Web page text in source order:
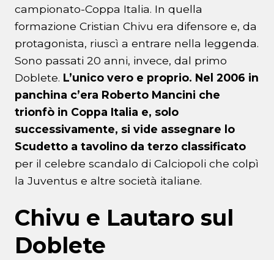
campionato-Coppa Italia. In quella
formazione Cristian Chivu era difensore e, da
protagonista, riuscì a entrare nella leggenda.
Sono passati 20 anni, invece, dal primo
Doblete. L’unico vero e proprio. Nel 2006 in
panchina c’era Roberto Mancini che
trionfò in Coppa Italia e, solo
successivamente, si vide assegnare lo
Scudetto a tavolino da terzo classificato
per il celebre scandalo di Calciopoli che colpì
la Juventus e altre società italiane.
Chivu e Lautaro sul
Doblete